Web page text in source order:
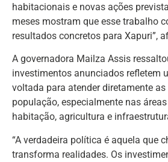
habitacionais e novas ações
meses mostram que esse trabalho
resultados concretos para Xapuri”,
A governadora Mailza Assis
investimentos anunciados refletem
voltada para atender diretamente
população, especialmente nas
habitação, agricultura e
“A verdadeira política é aquela que
transforma realidades. Os